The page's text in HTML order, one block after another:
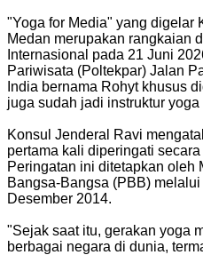
"Yoga for Media" yang digelar
Medan merupakan rangkaian
Internasional pada 21 Juni
Pariwisata (Poltekpar) Jalan
India bernama Rohyt khusus
juga sudah jadi instruktur
Konsul Jenderal Ravi
pertama kali diperingati
Peringatan ini ditetapkan oleh
Bangsa-Bangsa (PBB)
Desember 2014.
"Sejak saat itu, gerakan yoga
berbagai negara di dunia,